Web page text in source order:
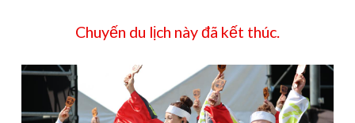
Chuyến du lịch này đã kết thúc.